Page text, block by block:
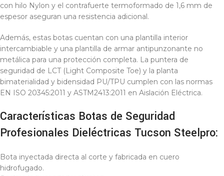
con hilo Nylon y el contrafuerte termoformado de 1,6 mm de
espesor aseguran una resistencia adicional.
Además, estas botas cuentan con una plantilla interior
intercambiable y una plantilla de armar antipunzonante no
metálica para una protección completa. La puntera de
seguridad de LCT (Light Composite Toe) y la planta
bimaterialidad y bidensidad PU/TPU cumplen con las normas
EN ISO 20345:2011 y ASTM2413:2011 en Aislación Eléctrica.
Características Botas de Seguridad
Profesionales Dieléctricas Tucson Steelpro:
Bota inyectada directa al corte y fabricada en cuero
hidrofugado.